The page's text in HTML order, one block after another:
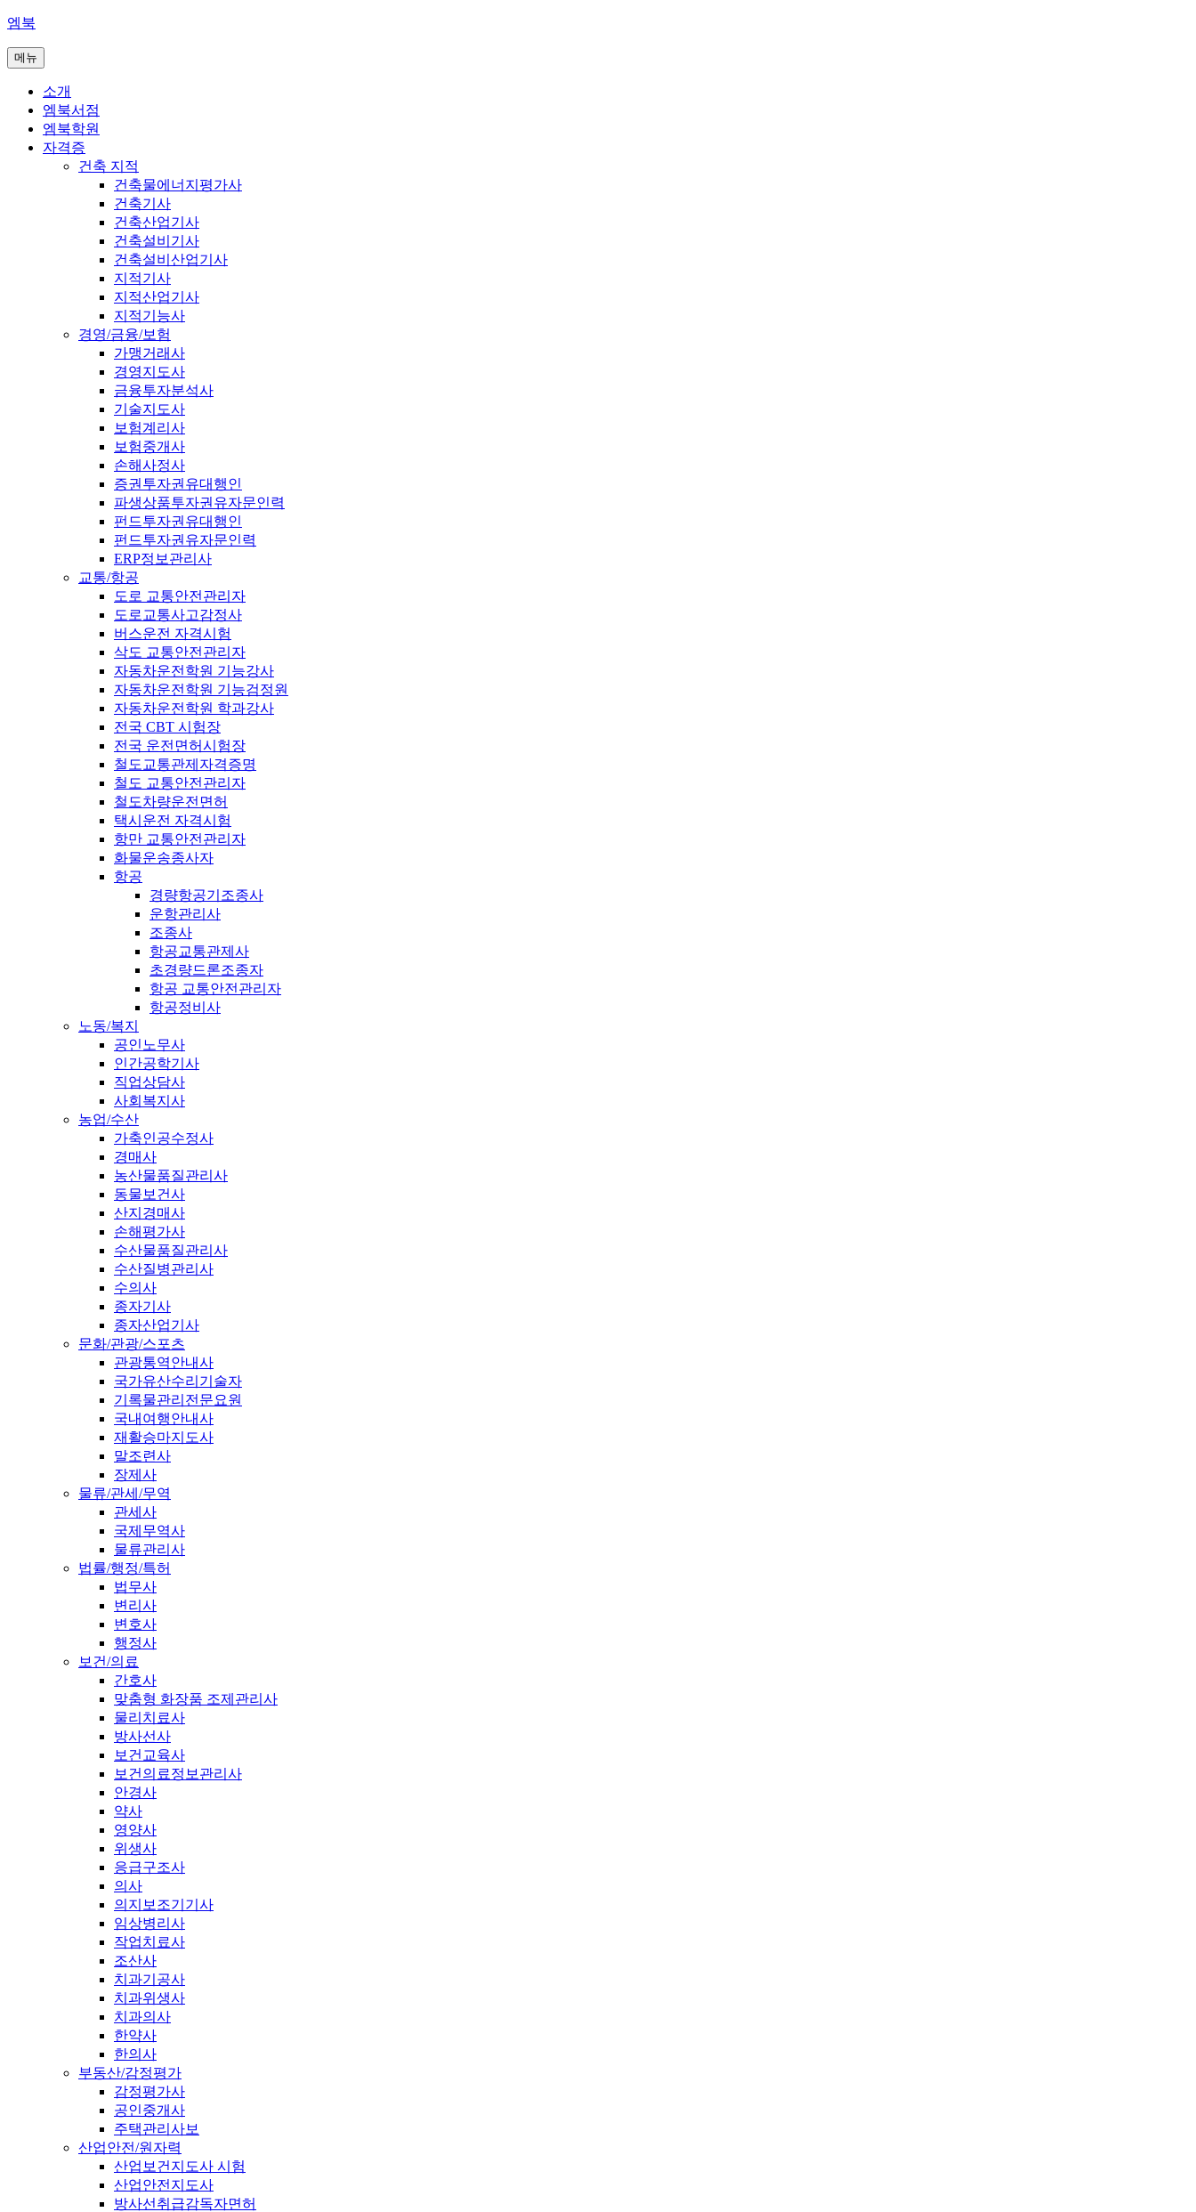
콘
츠
엠북
메뉴
소개
엠북서점
엠북학원
자격증
건축 지적
건축물에너지평가사
건축기사
건축산업기사
건축설비기사
건축설비산업기사
지적기사
지적산업기사
지적기능사
경영/금융/보험
가맹거래사
경영지도사
금융투자분석사
기술지도사
보험계리사
보험중개사
손해사정사
증권투자권유대행인
파생상품투자권유자문인력
펀드투자권유대행인
펀드투자권유자문인력
ERP정보관리사
교통/항공
도로 교통안전관리자
도로교통사고감정사
버스운전 자격시험
삭도 교통안전관리자
자동차운전학원 기능강사
자동차운전학원 기능검정원
자동차운전학원 학과강사
전국 CBT 시험장
전국 운전면허시험장
철도교통관제자격증명
철도 교통안전관리자
철도차량운전면허
택시운전 자격시험
항만 교통안전관리자
화물운송종사자
항공
경량항공기조종사
운항관리사
조종사
항공교통관제사
초경량드론조종자
항공 교통안전관리자
항공정비사
노동/복지
공인노무사
인간공학기사
직업상담사
사회복지사
농업/수산
가축인공수정사
경매사
농산물품질관리사
동물보건사
산지경매사
손해평가사
수산물품질관리사
수산질병관리사
수의사
종자기사
종자산업기사
문화/관광/스포츠
관광통역안내사
국가유산수리기술자
기록물관리전문요원
국내여행안내사
재활승마지도사
말조련사
장제사
물류/관세/무역
관세사
국제무역사
물류관리사
법률/행정/특허
법무사
변리사
변호사
행정사
보건/의료
간호사
맞춤형 화장품 조제관리사
물리치료사
방사선사
보건교육사
보건의료정보관리사
안경사
약사
영양사
위생사
응급구조사
의사
의지보조기기사
임상병리사
작업치료사
조산사
치과기공사
치과위생사
치과의사
한약사
한의사
부동산/감정평가
감정평가사
공인중개사
주택관리사보
산업안전/원자력
산업보건지도사 시험
산업안전지도사
방사선취급감독자면허